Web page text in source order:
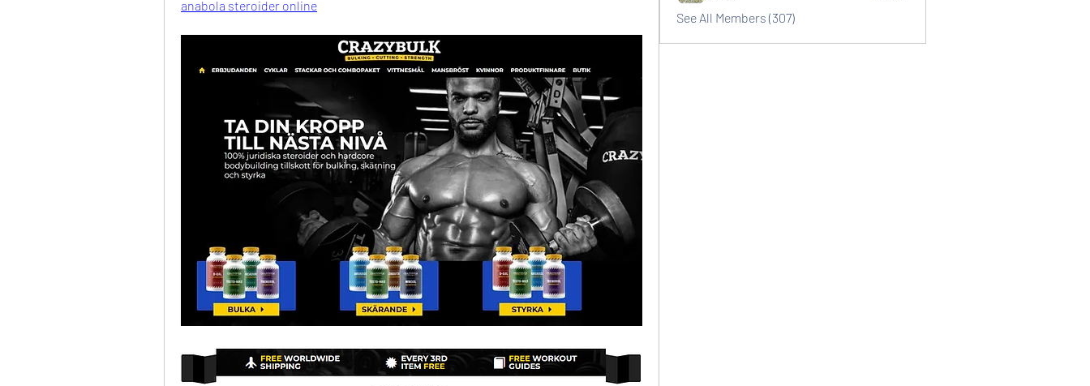
anabola steroider online
See All Members (307)